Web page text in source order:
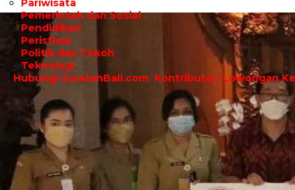
Pariwisata
Pemerintah dan Sosial
Pendidikan
Peristiwa
Politik dan Tokoh
Teknologi
Hubungi SuratanBali.com Kontributor Lowongan